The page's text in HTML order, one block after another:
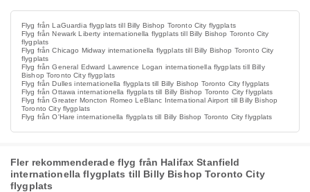
Flyg från LaGuardia flygplats till Billy Bishop Toronto City flygplats
Flyg från Newark Liberty internationella flygplats till Billy Bishop Toronto City
flygplats
Flyg från Chicago Midway internationella flygplats till Billy Bishop Toronto City
flygplats
Flyg från General Edward Lawrence Logan internationella flygplats till Billy
Bishop Toronto City flygplats
Flyg från Dulles internationella flygplats till Billy Bishop Toronto City flygplats
Flyg från Ottawa internationella flygplats till Billy Bishop Toronto City flygplats
Flyg från Greater Moncton Romeo LeBlanc International Airport till Billy Bishop
Toronto City flygplats
Flyg från O'Hare internationella flygplats till Billy Bishop Toronto City flygplats
Fler rekommenderade flyg från Halifax Stanfield
internationella flygplats till Billy Bishop Toronto City
flygplats